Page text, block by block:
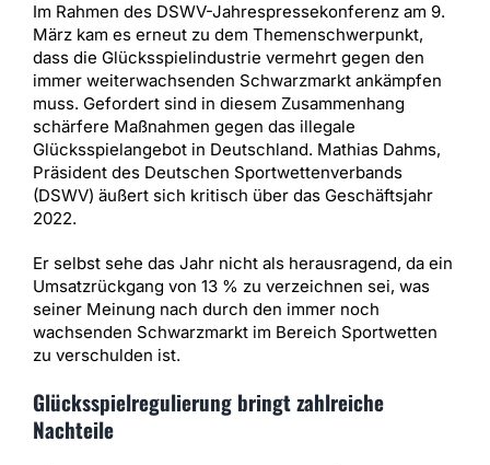
Im Rahmen des DSWV-Jahrespressekonferenz am 9.
März kam es erneut zu dem Themenschwerpunkt,
dass die Glücksspielindustrie vermehrt gegen den
immer weiterwachsenden Schwarzmarkt ankämpfen
muss. Gefordert sind in diesem Zusammenhang
schärfere Maßnahmen gegen das illegale
Glücksspielangebot in Deutschland. Mathias Dahms,
Präsident des Deutschen Sportwettenverbands
(DSWV) äußert sich kritisch über das Geschäftsjahr
2022.
Er selbst sehe das Jahr nicht als herausragend, da ein
Umsatzrückgang von 13 % zu verzeichnen sei, was
seiner Meinung nach durch den immer noch
wachsenden Schwarzmarkt im Bereich Sportwetten
zu verschulden ist.
Glücksspielregulierung bringt zahlreiche
Nachteile